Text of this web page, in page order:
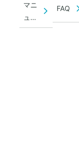
マニ
ュア
ル
FAQ